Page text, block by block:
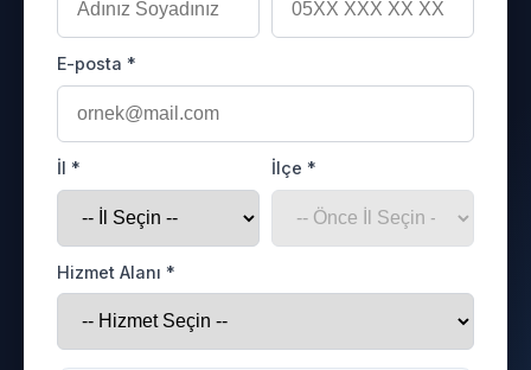
E-posta *
İl * İlçe *
Hizmet Alanı *